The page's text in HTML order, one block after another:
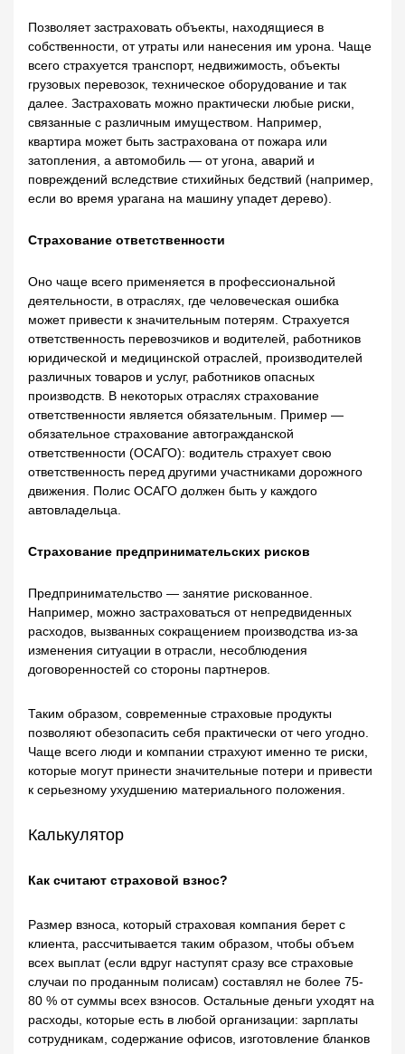
Позволяет застраховать объекты, находящиеся в
собственности, от утраты или нанесения им урона. Чаще
всего страхуется транспорт, недвижимость, объекты
грузовых перевозок, техническое оборудование и так
далее. Застраховать можно практически любые риски,
связанные с различным имуществом. Например,
квартира может быть застрахована от пожара или
затопления, а автомобиль — от угона, аварий и
повреждений вследствие стихийных бедствий (например,
если во время урагана на машину упадет дерево).
Страхование ответственности
Оно чаще всего применяется в профессиональной
деятельности, в отраслях, где человеческая ошибка
может привести к значительным потерям. Страхуется
ответственность перевозчиков и водителей, работников
юридической и медицинской отраслей, производителей
различных товаров и услуг, работников опасных
производств. В некоторых отраслях страхование
ответственности является обязательным. Пример —
обязательное страхование автогражданской
ответственности (ОСАГО): водитель страхует свою
ответственность перед другими участниками дорожного
движения. Полис ОСАГО должен быть у каждого
автовладельца.
Страхование предпринимательских рисков
Предпринимательство — занятие рискованное.
Например, можно застраховаться от непредвиденных
расходов, вызванных сокращением производства из-за
изменения ситуации в отрасли, несоблюдения
договоренностей со стороны партнеров.
Таким образом, современные страховые продукты
позволяют обезопасить себя практически от чего угодно.
Чаще всего люди и компании страхуют именно те риски,
которые могут принести значительные потери и привести
к серьезному ухудшению материального положения.
Калькулятор
Как считают страховой взнос?
Размер взноса, который страховая компания берет с
клиента, рассчитывается таким образом, чтобы объем
всех выплат (если вдруг наступят сразу все страховые
случаи по проданным полисам) составлял не более 75-
80 % от суммы всех взносов. Остальные деньги уходят на
расходы, которые есть в любой организации: зарплаты
сотрудникам, содержание офисов, изготовление бланков